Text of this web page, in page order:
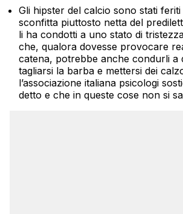
Gli hipster del calcio sono stati
sconfitta piuttosto netta del
li ha condotti a uno stato di
che, qualora dovesse provocare
catena, potrebbe anche condurli a
tagliarsi la barba e mettersi dei
l’associazione italiana psicologi
detto e che in queste cose non si